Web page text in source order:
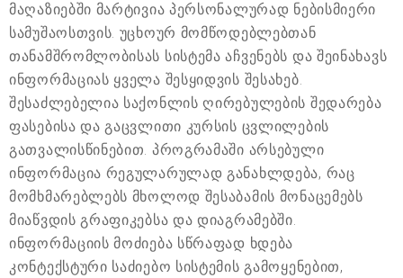
მაღაზიებში მარტივია პერსონალურად ნებისმიერი
სამუშაოსთვის. უცხოურ მომწოდებლებთან
თანამშრომლობისას სისტემა აჩვენებს და შეინახავს
ინფორმაციას ყველა შესყიდვის შესახებ.
შესაძლებელია საქონლის ღირებულების შედარება
ფასებისა და გაცვლითი კურსის ცვლილების
გათვალისწინებით. პროგრამაში არსებული
ინფორმაცია რეგულარულად განახლდება, რაც
მომხმარებლებს მხოლოდ შესაბამის მონაცემებს
მიაწვდის გრაფიკებსა და დიაგრამებში.
ინფორმაციის მოძიება სწრაფად ხდება
კონტექსტური საძიებო სისტემის გამოყენებით,